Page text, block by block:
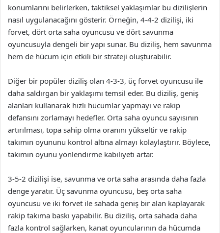
konumlarını belirlerken, taktiksel yaklaşımlar bu dizilişlerin
nasıl uygulanacağını gösterir. Örneğin, 4-4-2 dizilişi, iki
forvet, dört orta saha oyuncusu ve dört savunma
oyuncusuyla dengeli bir yapı sunar. Bu diziliş, hem savunma
hem de hücum için etkili bir strateji oluşturabilir.
Diğer bir popüler diziliş olan 4-3-3, üç forvet oyuncusu ile
daha saldırgan bir yaklaşımı temsil eder. Bu diziliş, geniş
alanları kullanarak hızlı hücumlar yapmayı ve rakip
defansını zorlamayı hedefler. Orta saha oyuncu sayısının
artırılması, topa sahip olma oranını yükseltir ve rakip
takımın oyununu kontrol altına almayı kolaylaştırır. Böylece,
takımın oyunu yönlendirme kabiliyeti artar.
3-5-2 dizilişi ise, savunma ve orta saha arasında daha fazla
denge yaratır. Üç savunma oyuncusu, beş orta saha
oyuncusu ve iki forvet ile sahada geniş bir alan kaplayarak
rakip takıma baskı yapabilir. Bu diziliş, orta sahada daha
fazla kontrol sağlarken, kanat oyuncularının da hücumda